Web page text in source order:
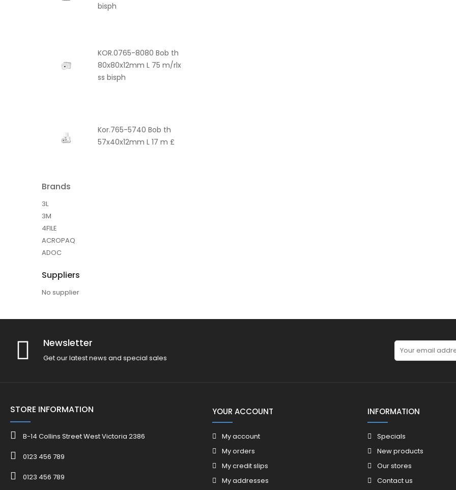
bisph
KOR.0765-8080 Bob th
80x80x12mm L 75 m/rlx
ss bisph
Kor.765-5740 Bob th
57x40x12mm L 17 m £
Brands
3L
3M
4FILE
ACROPAQ
ADOC
Suppliers
No supplier
Newsletter
Get our latest news and special sales
STORE INFORMATION
B-14 Collins Street West Victoria 2386
0123 456 789
0123 456 789
YOUR ACCOUNT
My account
My orders
My credit slips
My addresses
INFORMATION
Specials
New products
Our stores
Contact us